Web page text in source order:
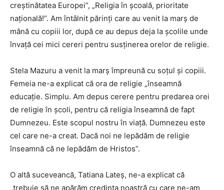
creştinătatea Europei”, „Religia în şcoală, prioritate
naţională!”. Am întâlnit părinţi care au venit la marş de
mână cu copiii lor, după ce au depus deja la şcolile unde
învaţă cei mici cereri pentru susţinerea orelor de religie.
Stela Mazuru a venit la marş împreună cu soţul şi copiii.
Femeia ne-a explicat că ora de religie „înseamnă
educaţie. Simplu. Am depus cerere pentru predarea orei
de religie în şcoli, pentru că religia înseamnă de fapt
Dumnezeu. Este scopul nostru în viaţă. Dumnezeu este
cel care ne-a creat. Dacă noi ne lepădăm de religie
înseamnă că ne lepădăm de Hristos”.
O altă suceveancă, Tatiana Lateş, ne-a explicat că
„trebuie să ne apărăm credinţa noastră cu care ne-am